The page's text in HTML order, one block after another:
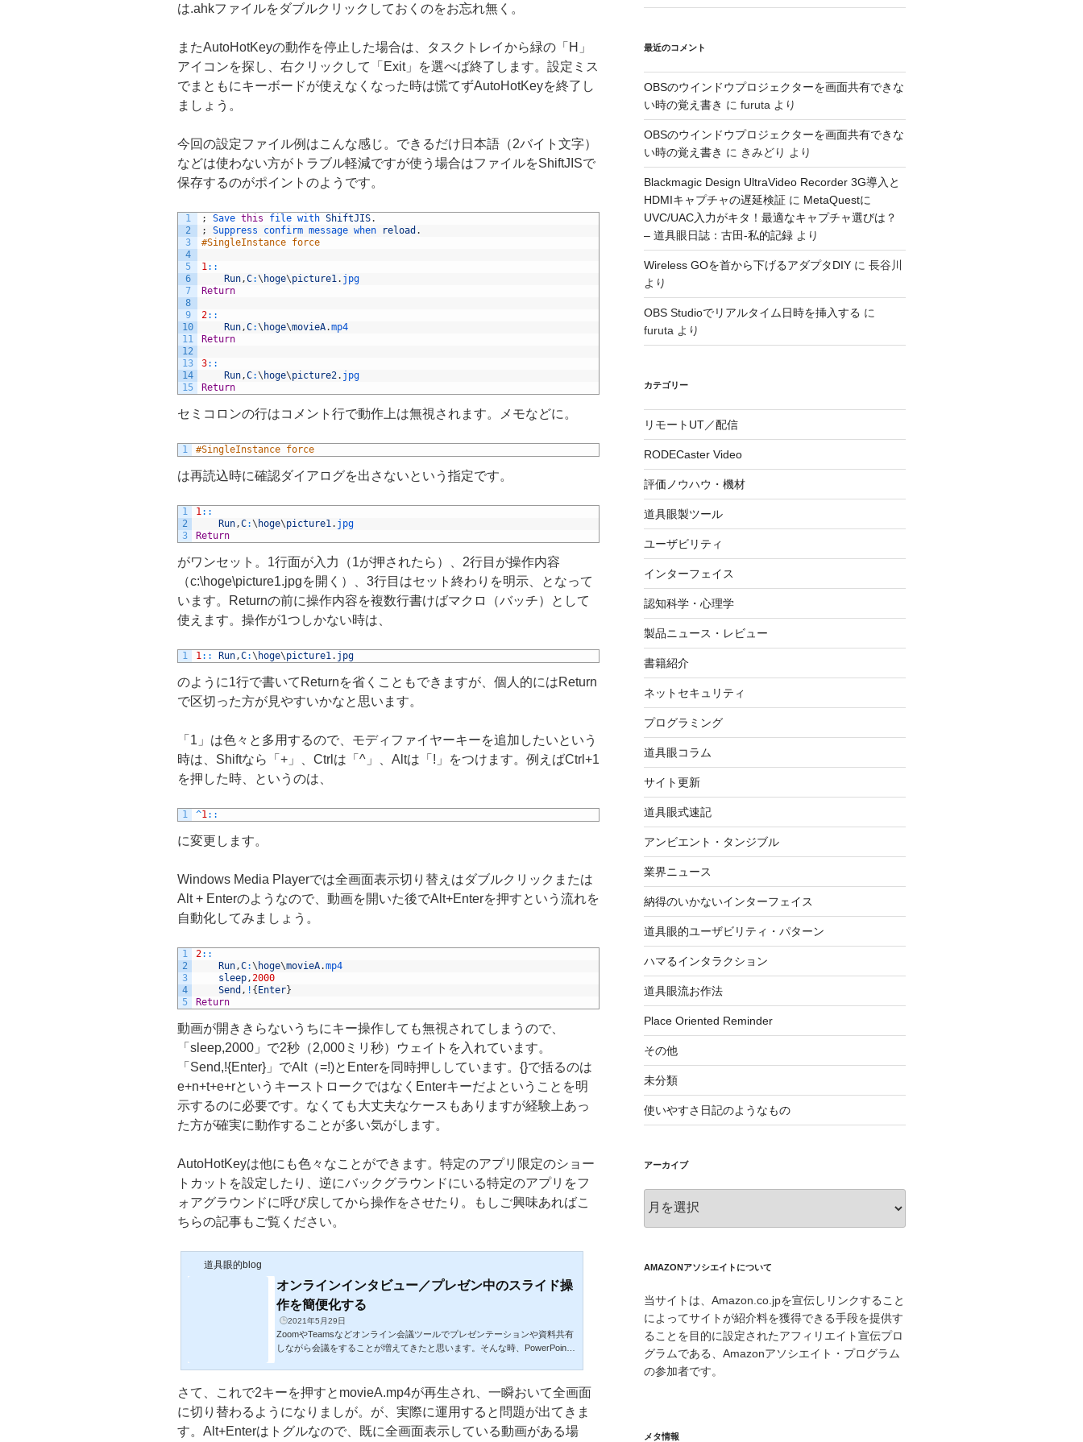
は.ahkファイルをダブルクリックしておくのをお忘れ無く。
またAutoHotKeyの動作を停止した場合は、タスクトレイから緑の「H」
アイコンを探し、右クリックして「Exit」を選べば終了します。設定ミス
でまともにキーボードが使えなくなった時は慌てずAutoHotKeyを終了し
ましょう。
今回の設定ファイル例はこんな感じ。できるだけ日本語（2バイト文字）
などは使わない方がトラブル軽減ですが使う場合はファイルをShiftJISで
保存するのがポイントのようです。
1
2
3
4
5
6
7
8
9
10
11
12
13
14
15
; Save this file with ShiftJIS.
;
Suppress confirm message when reload .
#SingleInstance force
1::
Run,C:\ hoge\picture1. jpg
Return
2::
Run,C:\ hoge\movieA.mp4
Return
3::
Run,C:\ hoge\picture2. jpg
Return
セミコロンの行はコメント行で動作上は無視されます。メモなどに。
1 #SingleInstance force
は再読込時に確認ダイアログを出さないという指定です。
1
2
3
1::
Run,C:\ hoge\picture1. jpg
Return
がワンセット。1行面が入力（1が押されたら）、2行目が操作内容
（c:\hoge\picture1.jpgを開く）、3行目はセット終わりを明示、となって
います。Returnの前に操作内容を複数行書けばマクロ（バッチ）として
使えます。操作が1つしかない時は、
1 1:: Run,C:\ hoge\picture1. jpg
のように1行で書いてReturnを省くこともできますが、個人的にはReturn
で区切った方が見やすいかなと思います。
「1」は色々と多用するので、モディファイヤーキーを追加したいという
時は、Shiftなら「+」、Ctrlは「^」、Altは「!」をつけます。例えばCtrl+1
を押した時、というのは、
1 ^1::
に変更します。
Windows Media Playerでは全画面表示切り替えはダブルクリックまたは
Alt + Enterのようなので、動画を開いた後でAlt+Enterを押すという流れを
自動化してみましょう。
1
2
3
4
5
2::
Run,C:\ hoge\movieA.mp4
sleep,2000
Send , ! { Enter}
Return
動画が開ききらないうちにキー操作しても無視されてしまうので、
「sleep,2000」で2秒（2,000ミリ秒）ウェイトを入れています。
「Send,!{Enter}」でAlt（=!)とEnterを同時押ししています。{}で括るのは
e+n+t+e+rというキーストロークではなくEnterキーだよということを明
示するのに必要です。なくても大丈夫なケースもありますが経験上あっ
た方が確実に動作することが多い気がします。
AutoHotKeyは他にも色々なことができます。特定のアプリ限定のショー
トカットを設定したり、逆にバックグラウンドにいる特定のアプリをフ
ォアグラウンドに呼び戻してから操作をさせたり。もしご興味あればこ
ちらの記事もご覧ください。
道具眼的blog
オンラインインタビュー／プレゼン中のスライド操
作を簡便化する
2021年5月29日
ZoomやTeamsなどオンライン会議ツールでプレゼンテーションや資料共有
しながら会議をすることが増えてきたと思います。そんな時、PowerPoint
してデスクトップがわちゃわちゃしがちです。私もオンラインインタビュ
ー等をする場合、資料提示用のパワポ、参加者プロフィールや予定表のExc
e、インタビューガイドのWord、Zoom/Teamsなどオンライン会議ツールの
ウインドウ、さらにはカメラ映像をOBS S...
さて、これで2キーを押すとmovieA.mp4が再生され、一瞬おいて全画面
に切り替わるようになりましが。が、実際に運用すると問題が出てきま
す。Alt+Enterはトグルなので、既に全画面表示している動画がある場
最近のコメント
OBSのウインドウプロジェクターを画面共有できな
い時の覚え書き に furuta より
OBSのウインドウプロジェクターを画面共有できな
い時の覚え書き に きみどり より
Blackmagic Design UltraVideo Recorder 3G導入と
HDMIキャプチャの遅延検証に MetaQuestに
UVC/UAC入力がキタ！最適なキャプチャ選びは？
– 道具眼日誌：古田-私的記録より
Wireless GOを首から下げるアダプタDIYに 長谷川
より
OBS Studioでリアルタイム日時を挿入する に
furuta より
カテゴリー
リモートUT／配信
RODECaster Video
評価ノウハウ・機材
道具眼製ツール
ユーザビリティ
インターフェイス
認知科学・心理学
製品ニュース・レビュー
書籍紹介
ネットセキュリティ
プログラミング
道具眼コラム
サイト更新
道具眼式速記
アンビエント・タンジブル
業界ニュース
納得のいかないインターフェイス
道具眼的ユーザビリティ・パターン
ハマるインタラクション
道具眼流お作法
Place Oriented Reminder
その他
未分類
使いやすさ日記のようなもの
アーカイブ
ー
ブ
AMAZONアソシエイトについて
当サイトは、Amazon.co.jpを宣伝しリンクすること
によってサイトが紹介料を獲得できる手段を提供す
ることを目的に設定されたアフィリエイト宣伝プロ
グラムである、Amazonアソシエイト・プログラム
の参加者です。
メタ情報